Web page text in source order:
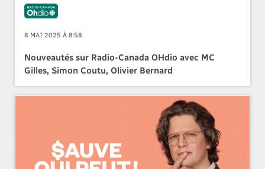
8 MAI 2025 À 8:58
Nouveautés sur Radio-Canada OHdio avec MC
Gilles, Simon Coutu, Olivier Bernard